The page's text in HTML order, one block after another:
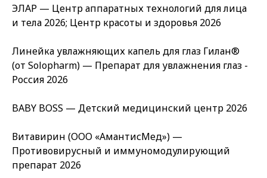
ЭЛАР — Центр аппаратных технологий для лица
и тела 2026; Центр красоты и здоровья 2026
Линейка увлажняющих капель для глаз Гилан®
(от Solopharm) — Препарат для увлажнения глаз -
Россия 2026
BABY BOSS — Детский медицинский центр 2026
Витавирин (ООО «АмантисМед») —
Противовирусный и иммуномодулирующий
препарат 2026